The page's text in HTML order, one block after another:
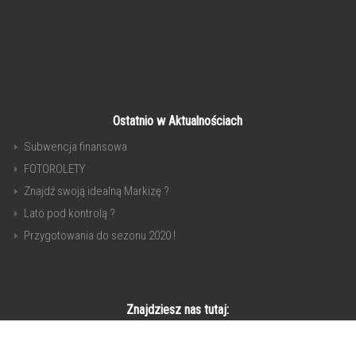
Ostatnio w Aktualnościach
Subwencja finansowa
FOTOROLETY
Znajdź swoją idealną Markizę ?
Lato pod kontrolą ?
Przygotowania do sezonu 2020 !
Znajdziesz nas tutaj: